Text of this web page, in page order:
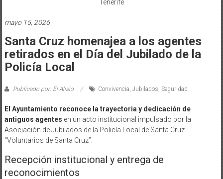
Tenerife
mayo 15, 2026
Santa Cruz homenajea a los agentes
retirados en el Día del Jubilado de la
Policía Local
Publicado por: El Alisio Convivencia Jubilados Seguridad
El Ayuntamiento reconoce la trayectoria y dedicación de
antiguos agentes en un acto institucional impulsado por la
Asociación de Jubilados de la Policía Local de Santa Cruz
“Voluntarios de Santa Cruz”.
Recepción institucional y entrega de
reconocimientos